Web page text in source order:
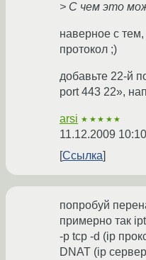
> С чем это
наверное с
протокол ;)
добавьте 22-й
port 443 22»,
arsi ★★★★★
11.12.2009
Ссылка
попробуй
примерно так
-p tcp -d (ip
DNAT (ip